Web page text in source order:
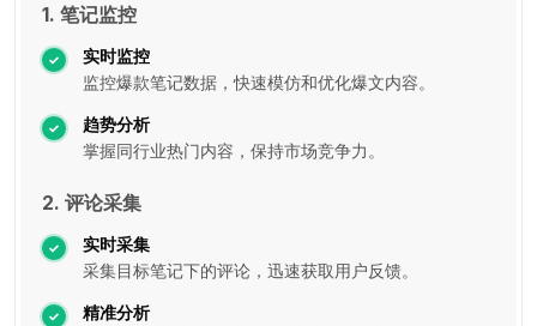
1. 笔记监控
实时监控
监控爆款笔记数据，快速模仿和优化爆文内容。
趋势分析
掌握同行业热门内容，保持市场竞争力。
2. 评论采集
实时采集
采集目标笔记下的评论，迅速获取用户反馈。
精准分析